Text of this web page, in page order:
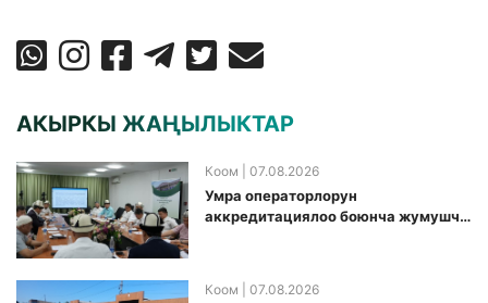
АКЫРКЫ ЖАҢЫЛЫКТАР
Коом | 07.08.2026
Умра операторлорун
аккредитациялоо боюнча жумушчу
Коом | 07.08.2026